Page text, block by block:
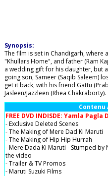
Synopsis:
The film is set in Chandigarh,
"Khullars Home", and father (Ram
a wedding gift for his daughter, but
going son, Sameer (Saqib Saleem)
get it back, with his friend Gattu
Jasleen/Jazzleen (Rhea Chakraborty).
Contenu
FREE DVD INDISDE: Yamla Pagla
- Exclusive Deleted Scenes
- The Making of Mere Dad Ki Maruti
- The Making of Hip Hip Hurrah
- Mere Dada Ki Maruti - Stumped by
the video
- Trailer & TV Promos
- Maruti Suzuki Films